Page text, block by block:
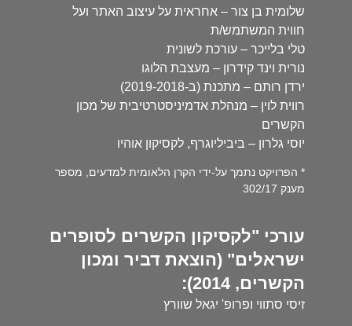
שלומית בן צור – אחראית על עיצוב האתר ועל
חווית המשתמש/ת
טלי בלייכר – עורכת לשונית
נורית וינד קידרון – מעצבת הלוגו
ירדן רותם – מתכנת (ב-2019-2018)
רווית לוין – מנהלת אדמיניסטרטיבית של מכון
הקשרים
יוסי גלרון – ביביליוגרף, לקסיקון אוהיו
* הפרויקט נתמך על-ידי הקרן הלאומית למדעים, מספר
מענק 302/17
עורכי "לקסיקון הקשרים לסופרים
ישראלים" (הוצאת דביר ומכון
הקשרים, 2014):
זיסי סתווי ופרופ' יגאל שוורץ